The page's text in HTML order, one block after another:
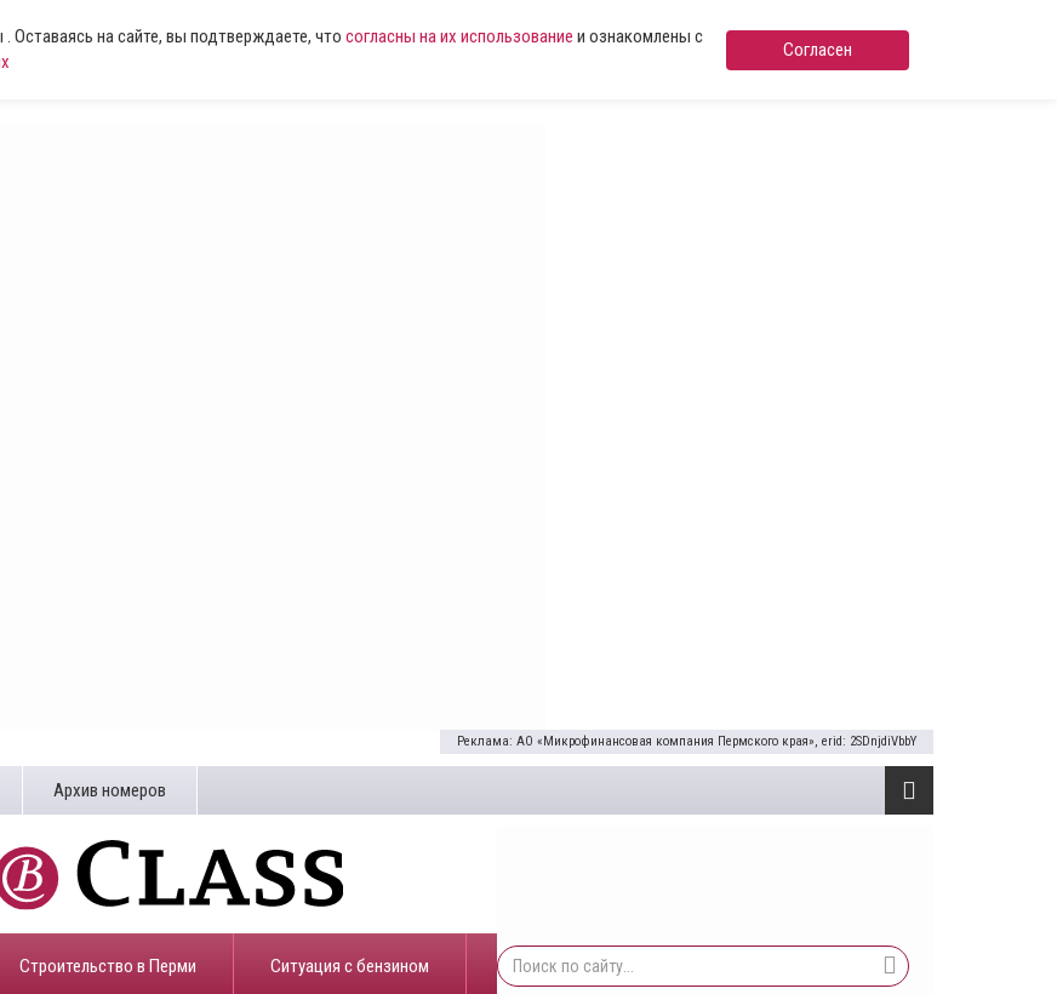
на сайте, вы подтверждаете, что согласны на их использование и ознакомлены с
Согласен
Реклама: АО «Микрофинансовая компания Пермского края», erid: 2SDnjdiVbbY
Архив номеров
Строительство в Перми ​Ситуация с бензином